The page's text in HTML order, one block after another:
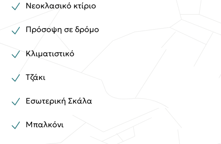
Νεοκλασικό κτίριο
Πρόσοψη σε δρόμο
Κλιματιστικό
Τζάκι
Εσωτερική Σκάλα
Μπαλκόνι